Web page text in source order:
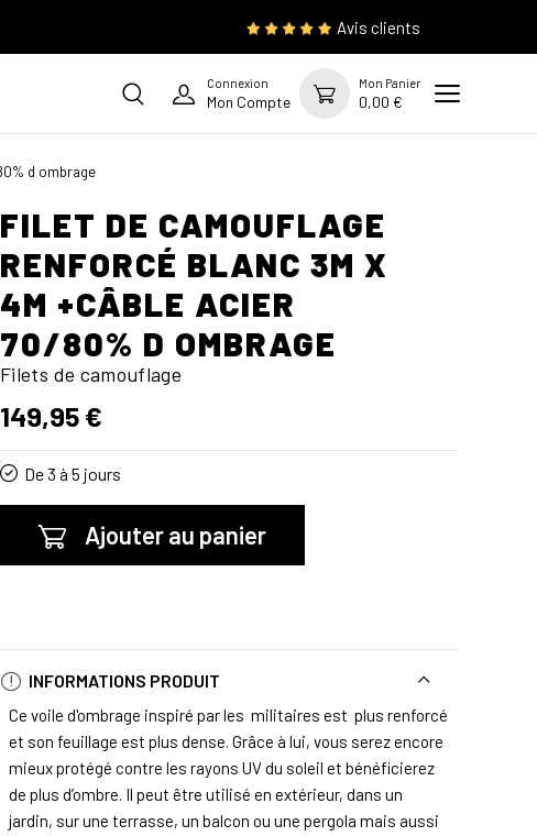
Avis clients
Connexion
Mon Compte
Mon Panier
0,00 €
d ombrage
FILET DE CAMOUFLAGE
RENFORCÉ BLANC 3M X
4M +CÂBLE ACIER
70/80% D OMBRAGE
Filets de camouflage
149,95 €
De 3 à 5 jours
Ajouter au panier
INFORMATIONS PRODUIT
Ce voile d'ombrage inspiré par les militaires est plus renforcé
et son feuillage est plus dense. Grâce à lui, vous serez encore
mieux protégé contre les rayons UV du soleil et bénéficierez
de plus d’ombre. Il peut être utilisé en extérieur, dans un
jardin, sur une terrasse, un balcon ou une pergola mais aussi